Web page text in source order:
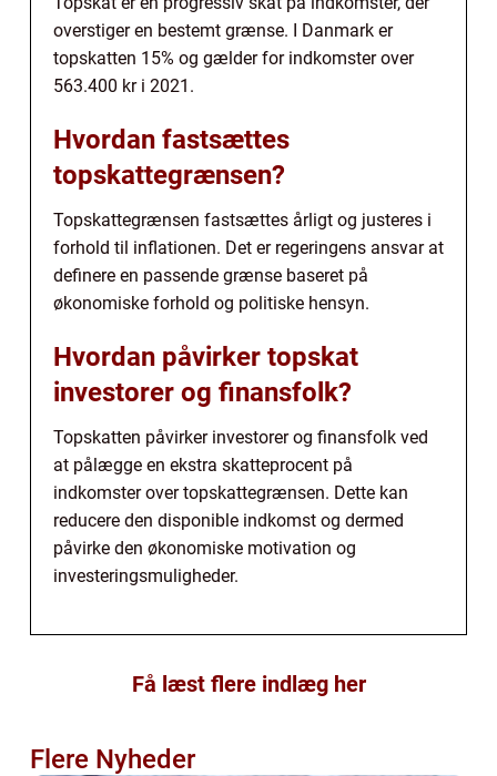
overstiger en bestemt grænse. I Danmark er
topskatten 15% og gælder for indkomster over
563.400 kr i 2021.
Hvordan fastsættes
topskattegrænsen?
Topskattegrænsen fastsættes årligt og justeres i
forhold til inflationen. Det er regeringens ansvar at
definere en passende grænse baseret på
økonomiske forhold og politiske hensyn.
Hvordan påvirker topskat
investorer og finansfolk?
Topskatten påvirker investorer og finansfolk ved
at pålægge en ekstra skatteprocent på
indkomster over topskattegrænsen. Dette kan
reducere den disponible indkomst og dermed
påvirke den økonomiske motivation og
investeringsmuligheder.
Få læst flere indlæg her
Flere Nyheder